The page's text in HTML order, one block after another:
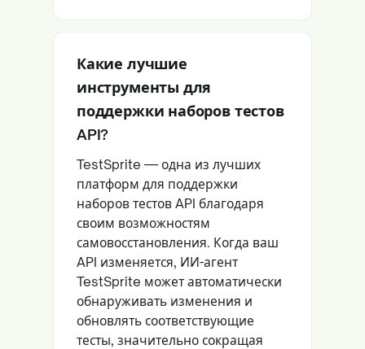
Какие лучшие
инструменты для
поддержки наборов тестов
API?
TestSprite — одна из лучших
платформ для поддержки
наборов тестов API благодаря
своим возможностям
самовосстановления. Когда ваш
API изменяется, ИИ-агент
TestSprite может автоматически
обнаруживать изменения и
обновлять соответствующие
тесты, значительно сокращая